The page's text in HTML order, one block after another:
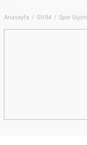
Anasayfa GİYİM Spor Giyim